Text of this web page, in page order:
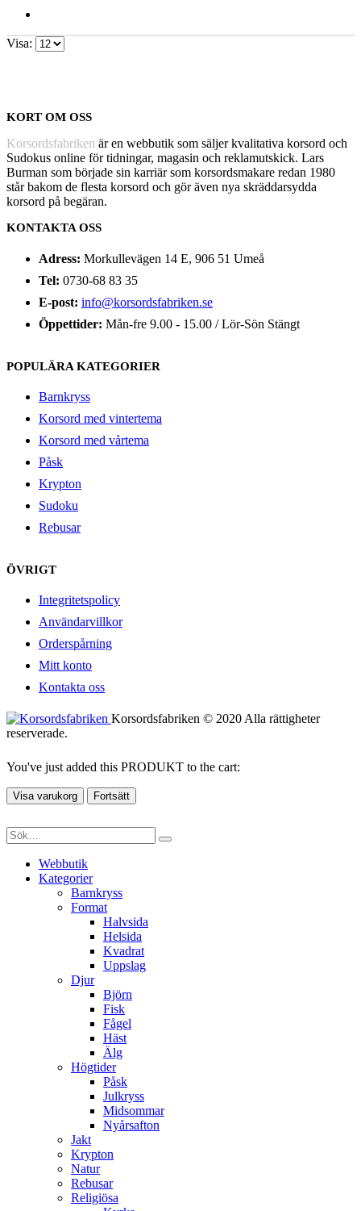
Visa:
KORT OM OSS
Korsordsfabriken är en webbutik som säljer kvalitativa korsord och
Sudokus online för tidningar, magasin och reklamutskick. Lars
Burman som började sin karriär som korsordsmakare redan 1980
står bakom de flesta korsord och gör även nya skräddarsydda
korsord på begäran.
KONTAKTA OSS
Adress: Morkullevägen 14 E, 906 51 Umeå
Tel: 0730-68 83 35
E-post: info@korsordsfabriken.se
Öppettider: Mån-fre 9.00 - 15.00 / Lör-Sön Stängt
POPULÄRA KATEGORIER
Barnkryss
Korsord med vintertema
Korsord med vårtema
Påsk
Krypton
Sudoku
Rebusar
ÖVRIGT
Integritetspolicy
Användarvillkor
Orderspårning
Mitt konto
Kontakta oss
Korsordsfabriken © 2020 Alla rättigheter
reserverade.
You've just added this PRODUKT to the cart:
Visa varukorg Fortsätt
Webbutik
Kategorier
Barnkryss
Format
Halvsida
Helsida
Kvadrat
Uppslag
Djur
Björn
Fisk
Fågel
Häst
Älg
Högtider
Påsk
Julkryss
Midsommar
Nyårsafton
Jakt
Krypton
Natur
Rebusar
Religiösa